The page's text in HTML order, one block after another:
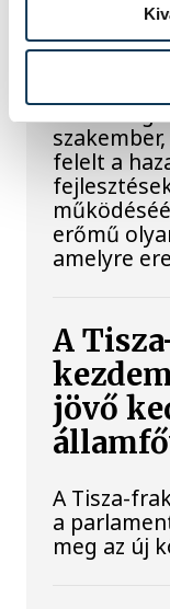
Mártha
adott
felelt a
erőmű
amelyre
A
jövő
A Tisza-
a
meg az új